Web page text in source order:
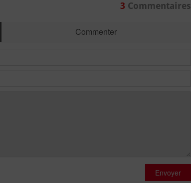
3 Commentaires
Commenter
Envoyer